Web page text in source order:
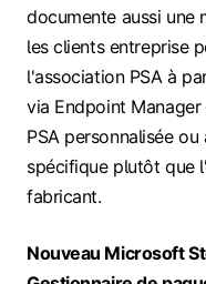
documente aussi une
les clients entreprise
l'association PSA à
via Endpoint
PSA personnalisée
spécifique plutôt que
fabricant.
Nouveau Microsoft